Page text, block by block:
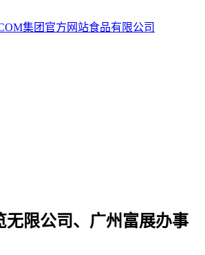
无限公司、广州富展办事